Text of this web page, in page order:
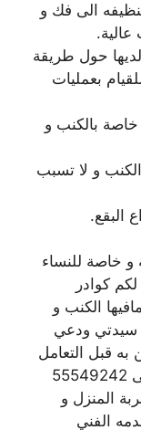
الى فك و
حول طريقة
بعمليات
بالكنب و
و لا تسبب
البقع.
و خاصة للنساء
كوادر
الكنب و
سيدتي ودعي
به قبل التعامل
مع شركتنا، عزيزي الزبون اتصل بنا على 55549242
المنزل و
الفني